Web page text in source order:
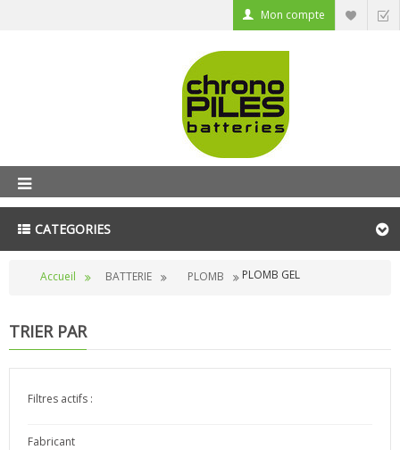
Mon compte
CATEGORIES
Accueil BATTERIE PLOMB PLOMB GEL
TRIER PAR
Filtres actifs :
Fabricant